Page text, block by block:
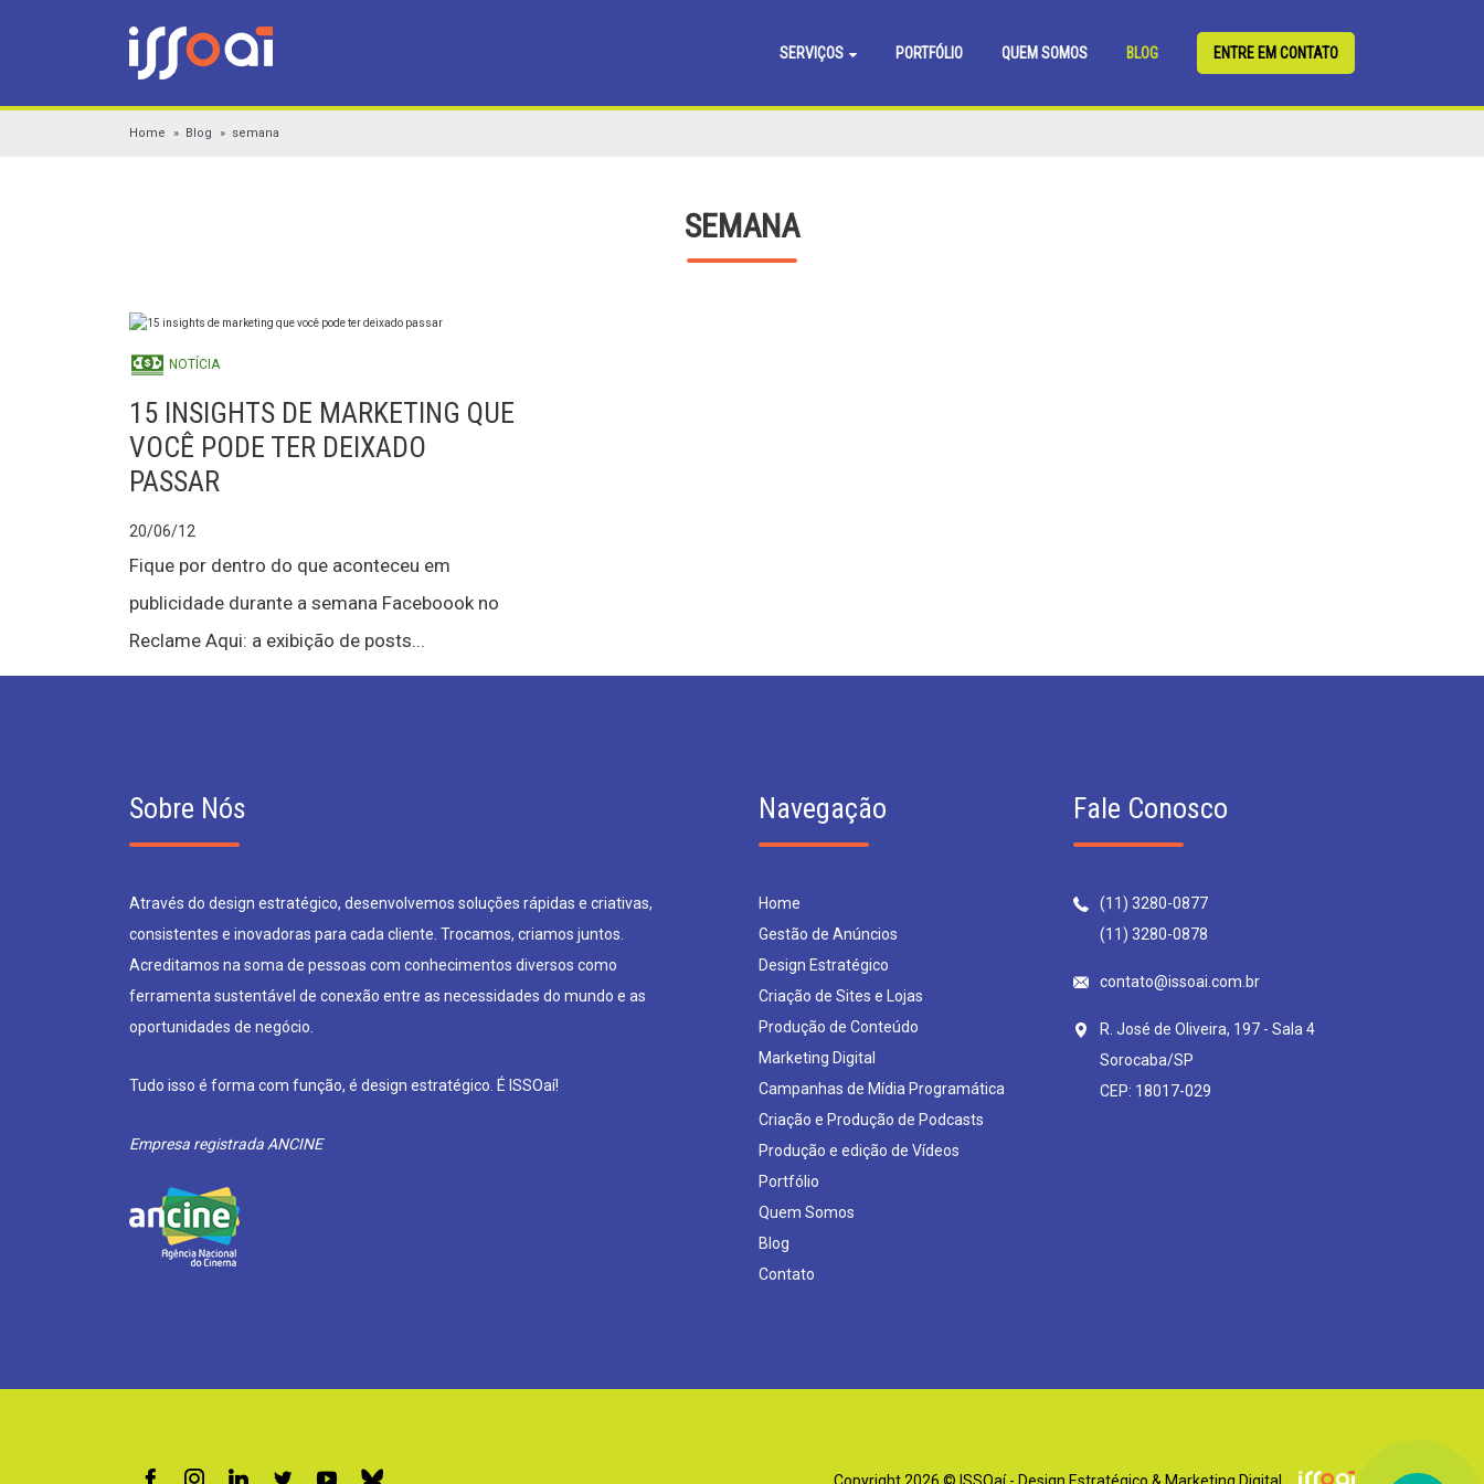
SERVIÇOS PORTFÓLIO QUEM SOMOS BLOG ENTRE EM CONTATO
Home Blog semana
SEMANA
NOTÍCIA
15 INSIGHTS DE MARKETING QUE
VOCÊ PODE TER DEIXADO
PASSAR
20/06/12
Fique por dentro do que aconteceu em
publicidade durante a semana Faceboook no
Reclame Aqui: a exibição de posts...
Sobre Nós
Através do design estratégico, desenvolvemos soluções rápidas e criativas,
consistentes e inovadoras para cada cliente. Trocamos, criamos juntos.
Acreditamos na soma de pessoas com conhecimentos diversos como
ferramenta sustentável de conexão entre as necessidades do mundo e as
oportunidades de negócio.
Tudo isso é forma com função, é design estratégico. É ISSOaí!
Empresa registrada ANCINE
Navegação
Home
Gestão de Anúncios
Design Estratégico
Criação de Sites e Lojas
Produção de Conteúdo
Marketing Digital
Campanhas de Mídia Programática
Criação e Produção de Podcasts
Produção e edição de Vídeos
Portfólio
Quem Somos
Blog
Contato
Fale Conosco
(11) 3280-0877
(11) 3280-0878
contato@issoai.com.br
R. José de Oliveira, 197 - Sala 4
Sorocaba/SP
CEP: 18017-029